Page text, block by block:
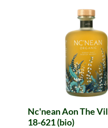
Nc'nean Aon The
18-621 (bio)